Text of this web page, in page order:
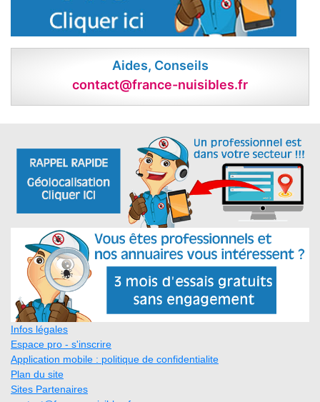
Aides, Conseils
contact@france-nuisibles.fr
Infos légales
Espace pro - s'inscrire
Application mobile : politique de confidentialite
Plan du site
Sites Partenaires